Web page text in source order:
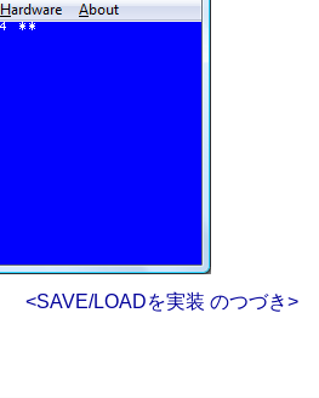
<SAVE/LOADを実装 のつづき>